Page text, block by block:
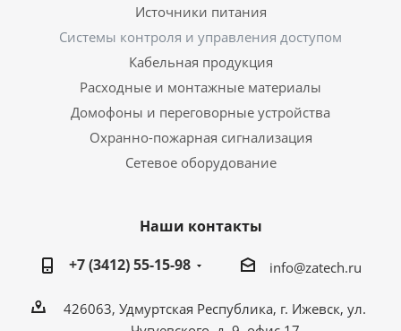
Источники питания
Системы контроля и управления доступом
Кабельная продукция
Расходные и монтажные материалы
Домофоны и переговорные устройства
Охранно-пожарная сигнализация
Сетевое оборудование
Наши контакты
+7 (3412) 55-15-98
info@zatech.ru
426063, Удмуртская Республика, г. Ижевск, ул.